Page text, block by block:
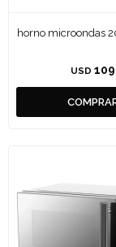
horno microondas
USD 109